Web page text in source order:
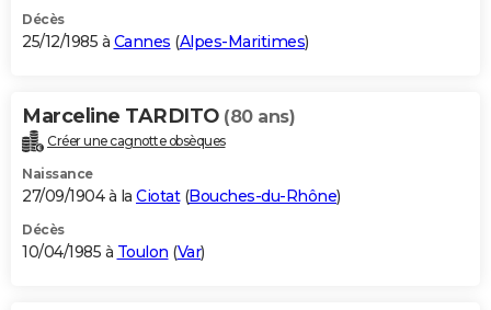
Décès
25/12/1985 à Cannes (Alpes-Maritimes)
Marceline TARDITO (80 ans)
Créer une cagnotte obsèques
Naissance
27/09/1904 à la Ciotat(Bouches-du-Rhône)
Décès
10/04/1985 à Toulon (Var)